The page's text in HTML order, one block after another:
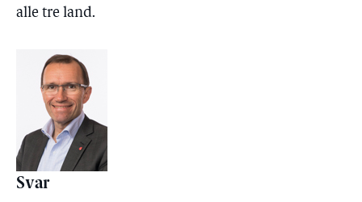
alle tre land.
Svar